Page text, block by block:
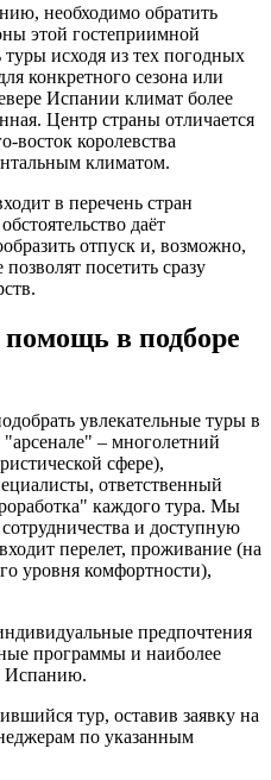
необходимо обратить
этой гостеприимной
исходя из тех погодных
конкретного сезона или
Испании климат более
Центр страны отличается
королевства
климатом.
в перечень стран
даёт
отпуск и, возможно,
посетить сразу
в подборе
увлекательные туры в
– многолетний
сфере),
ответственный
каждого тура. Мы
и доступную
перелет, проживание (на
уровня комфортности),
предпочтения
программы и наиболее
Испанию.
тур, оставив заявку на
по указанным